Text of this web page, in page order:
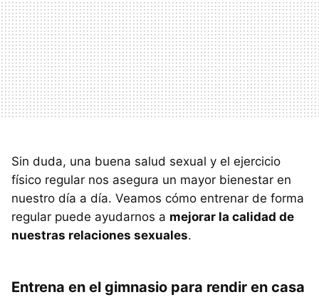
Sin duda, una buena salud sexual y el ejercicio
físico regular nos asegura un mayor bienestar en
nuestro día a día. Veamos cómo entrenar de forma
regular puede ayudarnos a mejorar la calidad de
nuestras relaciones sexuales.
Entrena en el gimnasio para rendir en casa